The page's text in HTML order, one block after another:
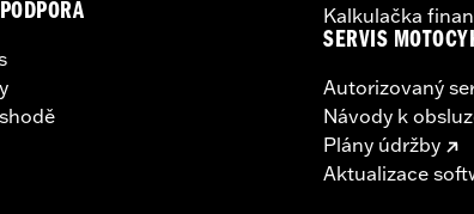
Kalkulačka
SERVIS
Autorizovaný
Návody k
Plány údržby
Aktualizace